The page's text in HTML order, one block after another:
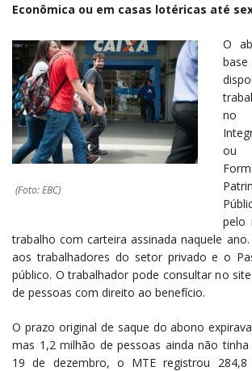
Econômica ou em casas lotéricas até
(Foto: EBC)
O
no
ou
pelo
trabalho com carteira assinada naquele
aos trabalhadores do setor privado e o
público. O trabalhador pode consultar no
de pessoas com direito ao benefício.
O prazo original de saque do abono
mas 1,2 milhão de pessoas ainda não
19 de dezembro, o MTE registrou 284,8